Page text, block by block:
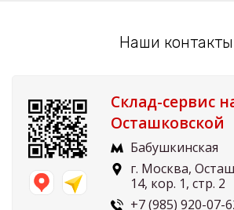
Наши контакты
Склад-сервис
Осташковской
Бабушкинская
г. Москва,
14, кор. 1, стр. 2
+7 (985) 920-07-